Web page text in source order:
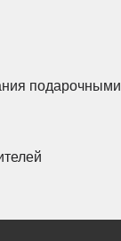
подарочными